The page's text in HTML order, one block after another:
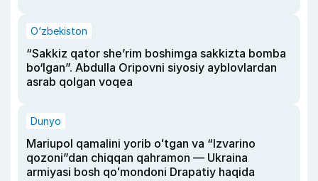
O‘zbekiston
“Sakkiz qator she’rim boshimga sakkizta bomba
bo‘lgan”. Abdulla Oripovni siyosiy ayblovlardan
asrab qolgan voqea
Dunyo
Mariupol qamalini yorib oʻtgan va “Izvarino
qozoni”dan chiqqan qahramon — Ukraina
armiyasi bosh qoʻmondoni Drapatiy haqida